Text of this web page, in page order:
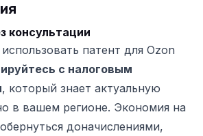
консультации
патент для Ozon
с налоговым
, который знает актуальную
в вашем регионе. Экономия на
доначислениями,